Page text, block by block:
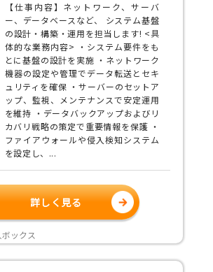
【仕事内容】ネットワーク、サーバ
ー、データベースなど、 システム基盤
の設計・構築・運用を担当します! <具
体的な業務内容> ・システム要件をも
とに基盤の設計を実施 ・ネットワーク
機器の設定や管理でデータ転送とセキ
ュリティを確保 ・サーバーのセットア
ップ、監視、メンテナンスで安定運用
を維持 ・データバックアップおよびリ
カバリ戦略の策定で重要情報を保護 ・
ファイアウォールや侵入検知システム
を設定し、...
詳しく見る
ックス